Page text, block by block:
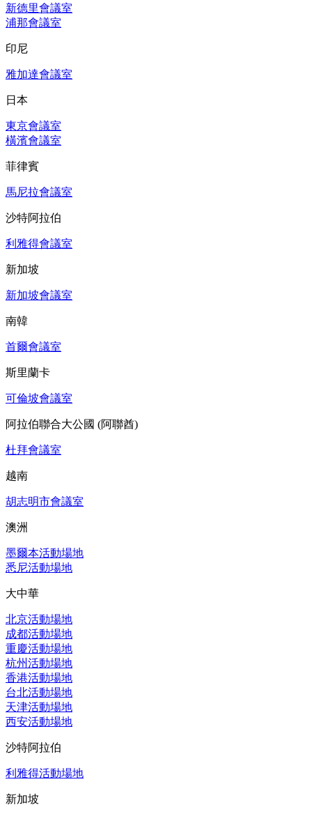
新德里會議室
浦那會議室
印尼
雅加達會議室
日本
東京會議室
橫濱會議室
菲律賓
馬尼拉會議室
沙特阿拉伯
利雅得會議室
新加坡
新加坡會議室
南韓
首爾會議室
斯里蘭卡
可倫坡會議室
阿拉伯聯合大公國 (阿聯酋)
杜拜會議室
越南
胡志明市會議室
澳洲
墨爾本活動場地
悉尼活動場地
大中華
北京活動場地
成都活動場地
重慶活動場地
杭州活動場地
香港活動場地
台北活動場地
天津活動場地
西安活動場地
沙特阿拉伯
利雅得活動場地
新加坡